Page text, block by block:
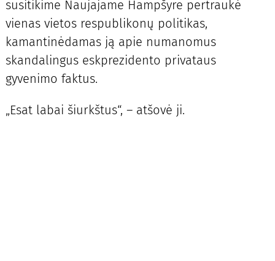
susitikime Naujajame Hampšyre pertraukė
vienas vietos respublikonų politikas,
kamantinėdamas ją apie numanomus
skandalingus eskprezidento privataus
gyvenimo faktus.
„Esat labai šiurkštus“, – atšovė ji.